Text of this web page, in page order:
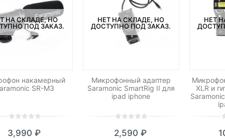
НА СКЛАДЕ, НО
ПОД ЗАКАЗ.
накамерный
SR-M3
out
3,990 ₽
НЕТ НА СКЛАДЕ, НО
ДОСТУПНО ПОД ЗАКАЗ.
Микрофонный адаптер
Saramonic SmartRig II для
ipad iphone
out
2,590₽
НЕТ
XLR и